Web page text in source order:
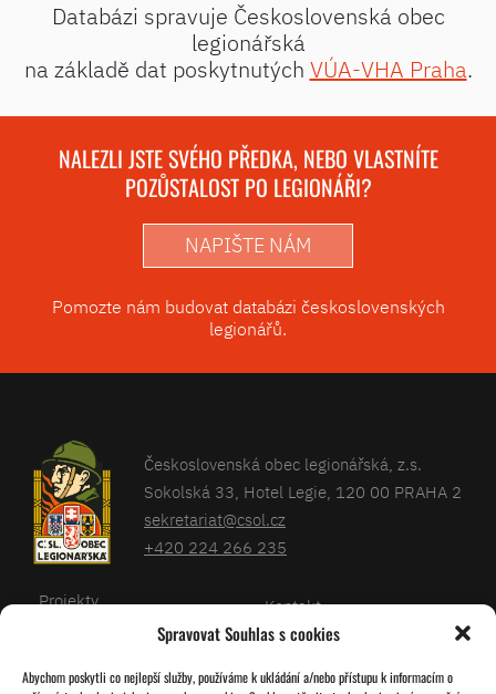
Spravovat Souhlas s cookies
Abychom poskytli co nejlepší služby, používáme k ukládání a/nebo přístupu k informacím o
Databázi spravuje Československá obec
legionářská
na základě dat poskytnutých VÚA-VHA Praha.
NALEZLI JSTE SVÉHO PŘEDKA, NEBO VLASTNÍTE
POZŮSTALOST PO LEGIONÁŘI?
NAPIŠTE NÁM
Pomozte nám budovat databázi československých
legionářů.
Československá obec legionářská, z.s.
Sokolská 33, Hotel Legie, 120 00 PRAHA 2
sekretariat@csol.cz
+420 224 266 235
Projekty
Kalendář
Kontakt
Databáze legionářů
Pro členy